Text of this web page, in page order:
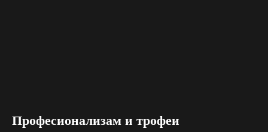
Професионализам и трофеи